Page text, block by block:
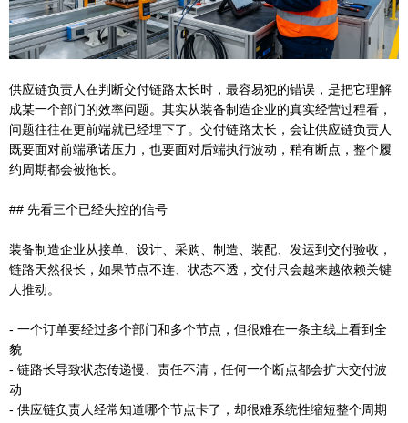
供应链负责人在判断交付链路太长时，最容易犯的错误，是把它理解
成某一个部门的效率问题。其实从装备制造企业的真实经营过程看，
问题往往在更前端就已经埋下了。交付链路太长，会让供应链负责人
既要面对前端承诺压力，也要面对后端执行波动，稍有断点，整个履
约周期都会被拖长。
## 先看三个已经失控的信号
装备制造企业从接单、设计、采购、制造、装配、发运到交付验收，
链路天然很长，如果节点不连、状态不透，交付只会越来越依赖关键
人推动。
- 一个订单要经过多个部门和多个节点，但很难在一条主线上看到全
貌
- 链路长导致状态传递慢、责任不清，任何一个断点都会扩大交付波
动
- 供应链负责人经常知道哪个节点卡了，却很难系统性缩短整个周期